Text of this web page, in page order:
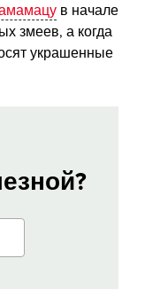
в начале
змеев, а когда
украшенные